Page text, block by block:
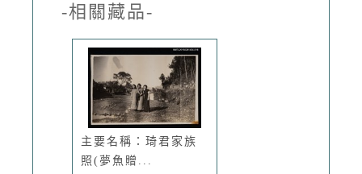
-相關藏品-
主要名稱：琦君家族
照(夢魚贈...